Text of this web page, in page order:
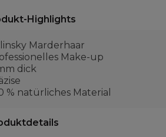
Highlights
Marderhaar
Make-up
dick
% natürliches Material